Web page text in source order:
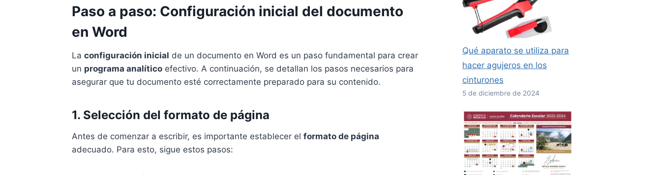
Paso a paso: Configuración inicial del documento
en Word
La configuración inicial de un documento en Word es un paso fundamental para crear
un programa analítico efectivo. A continuación, se detallan los pasos necesarios para
asegurar que tu documento esté correctamente preparado para su contenido.
1. Selección del formato de página
Antes de comenzar a escribir, es importante establecer el formato de página
adecuado. Para esto, sigue estos pasos:
Qué aparato se utiliza para
hacer agujeros en los
cinturones
5 de diciembre de 2024